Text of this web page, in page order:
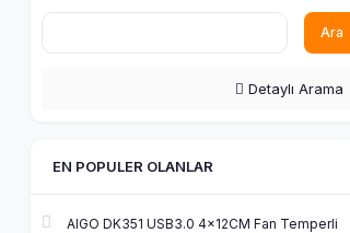
Ara
Detaylı Arama
EN POPULER OLANLAR
AIGO DK351 USB3.0 4×12CM Fan Temperli